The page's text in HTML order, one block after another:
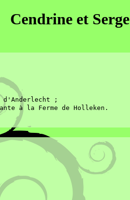
Cendrine et Serge
d'Anderlecht ;
à la Ferme de Holleken.